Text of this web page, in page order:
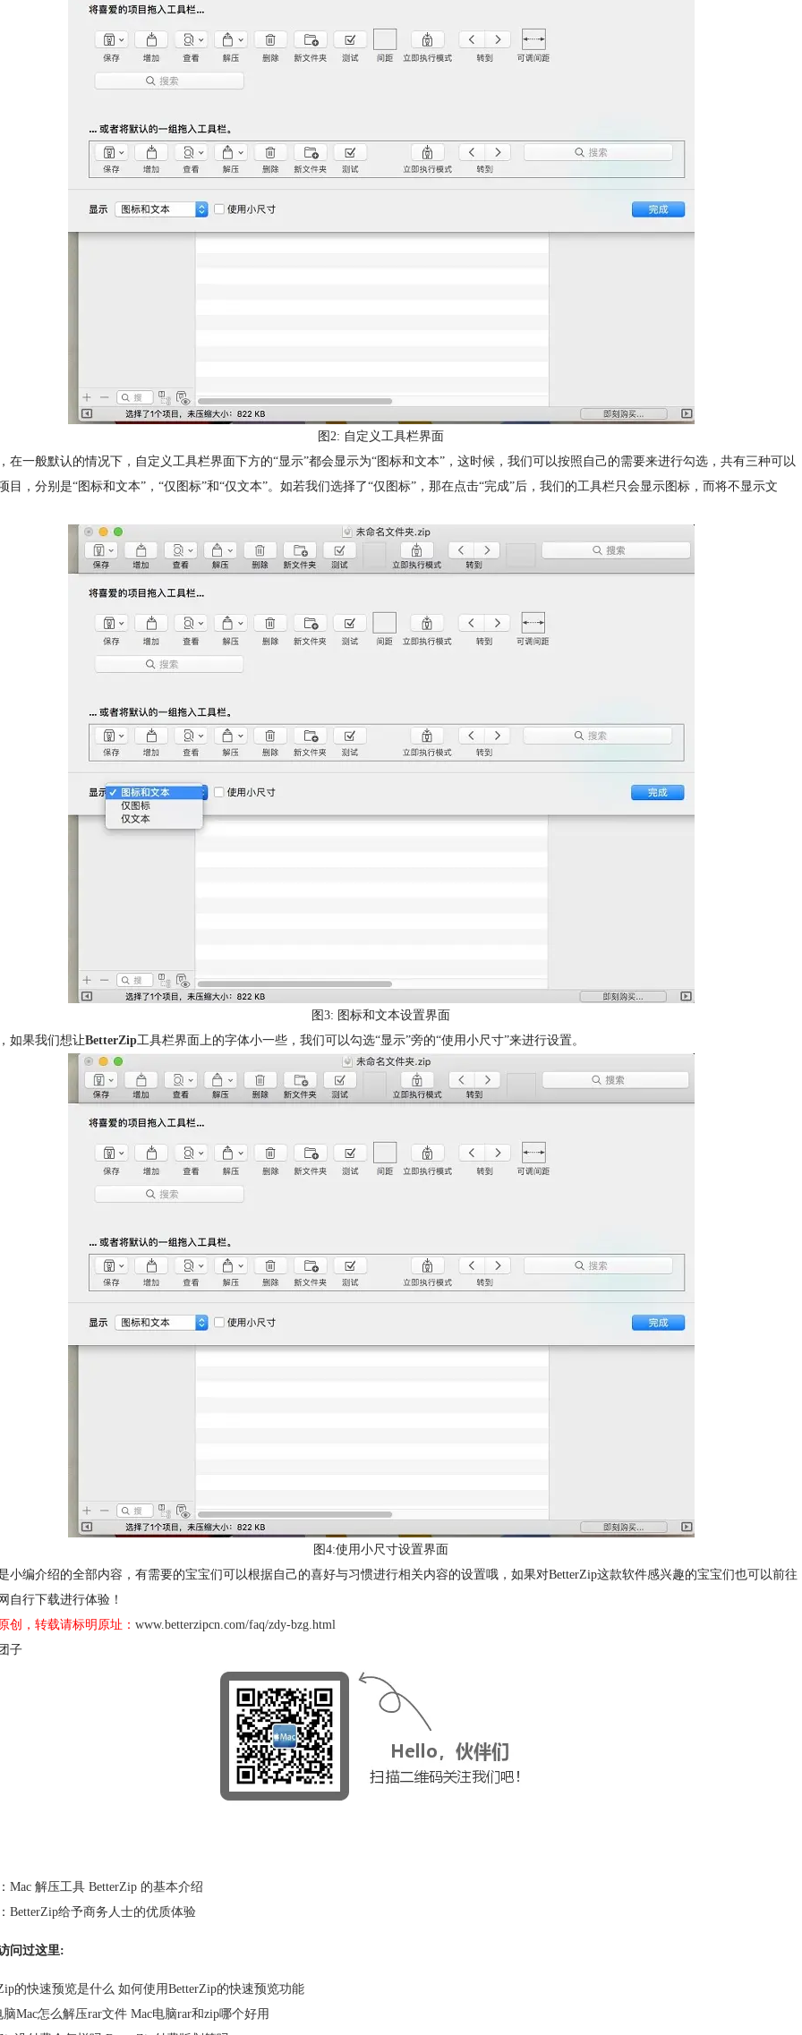
图2: 自定义工具栏界面
在一般默认的情况下，自定义工具栏界面下方的“显示”都会显示为“图标和文本”，这时候，我们可以按照自己的需要来进行勾选，共有三种可以
目，分别是“图标和文本”，“仅图标”和“仅文本”。如若我们选择了“仅图标”，那在点击“完成”后，我们的工具栏只会显示图标，而将不显示文
图3: 图标和文本设置界面
如果我们想让BetterZip工具栏界面上的字体小一些，我们可以勾选“显示”旁的“使用小尺寸”来进行设置。
图4:使用小尺寸设置界面
小编介绍的全部内容，有需要的宝宝们可以根据自己的喜好与习惯进行相关内容的设置哦，如果对BetterZip这款软件感兴趣的宝宝们也可以前往
自行下载进行体验！
创，转载请标明原址：www.betterzipcn.com/faq/zdy-bzg.html
子
Mac 解压工具 BetterZip 的基本介绍
BetterZip给予商务人士的优质体验
问过这里:
的快速预览是什么 如何使用BetterZip的快速预览功能
Mac怎么解压rar文件 Mac电脑rar和zip哪个好用